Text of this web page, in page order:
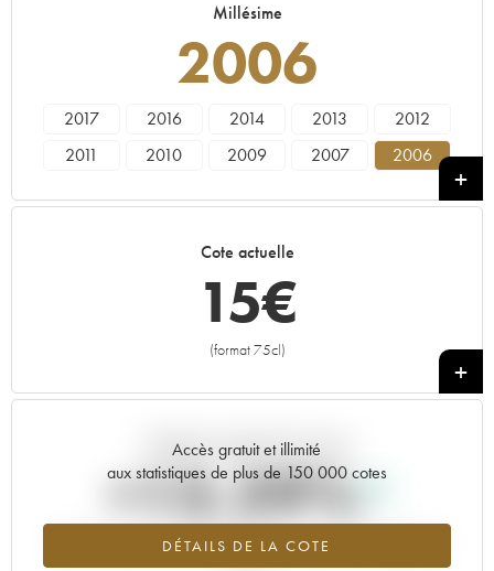
Millésime
2006
2017 2016 2014 2013
2012
2011
2010 2009 2007
2006
1993
1985
Cote actuelle
15€
(format 75cl)
+
Accès gratuit et illimité
aux statistiques de plus de 150 000 cotes
DÉTAILS DE LA COTE
Tendance actuelle de la cote
+13.29%
Tendance à la hausse du millésime 2006 en 2026 par rapport à